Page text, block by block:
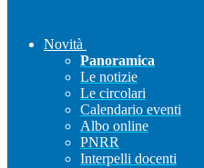
Novità
Panoramica
Le notizie
Le circolari
Calendario eventi
Albo online
PNRR
Interpelli docenti